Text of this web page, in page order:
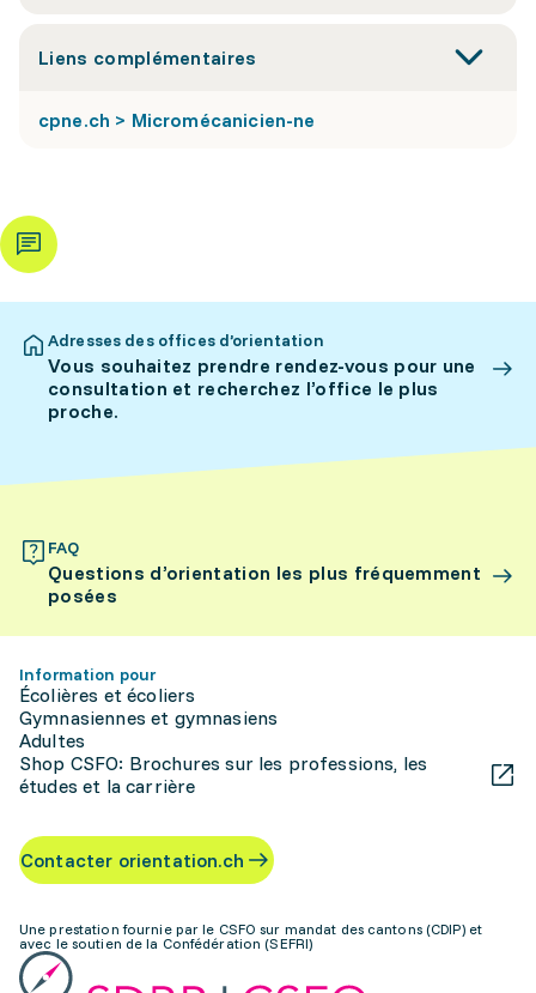
Liens complémentaires
cpne.ch > Micromécanicien-ne
Adresses des offices d’orientation
Vous souhaitez prendre rendez-vous pour une
consultation et recherchez l’office le plus
proche.
FAQ
Questions d’orientation les plus fréquemment
posées
Information pour
Écolières et écoliers
Gymnasiennes et gymnasiens
Adultes
Shop CSFO: Brochures sur les professions, les
études et la carrière
Contacter orientation.ch
Une prestation fournie par le CSFO sur mandat des cantons (CDIP) et
avec le soutien de la Confédération (SEFRI)